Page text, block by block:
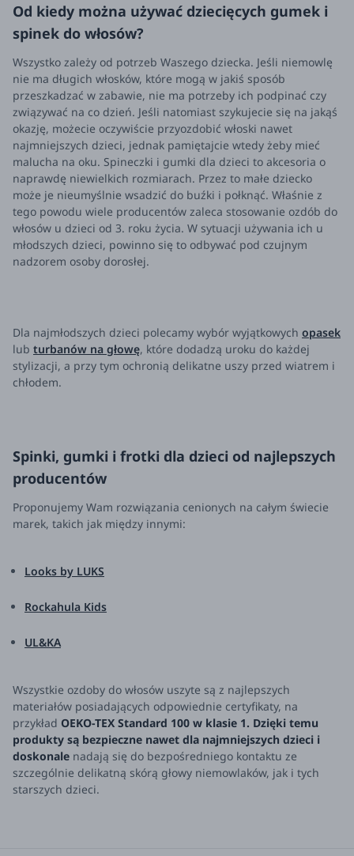
Od kiedy można używać dziecięcych gumek i
spinek do włosów?
Wszystko zależy od potrzeb Waszego dziecka. Jeśli niemowlę
nie ma długich włosków, które mogą w jakiś sposób
przeszkadzać w zabawie, nie ma potrzeby ich podpinać czy
związywać na co dzień. Jeśli natomiast szykujecie się na jakąś
okazję, możecie oczywiście przyozdobić włoski nawet
najmniejszych dzieci, jednak pamiętajcie wtedy żeby mieć
malucha na oku. Spineczki i gumki dla dzieci to akcesoria o
naprawdę niewielkich rozmiarach. Przez to małe dziecko
może je nieumyślnie wsadzić do buźki i połknąć. Właśnie z
tego powodu wiele producentów zaleca stosowanie ozdób do
włosów u dzieci od 3. roku życia. W sytuacji używania ich u
młodszych dzieci, powinno się to odbywać pod czujnym
nadzorem osoby dorosłej.
Dla najmłodszych dzieci polecamy wybór wyjątkowych opasek
lub turbanów na głowę, które dodadzą uroku do każdej
stylizacji, a przy tym ochronią delikatne uszy przed wiatrem i
chłodem.
Spinki, gumki i frotki dla dzieci od najlepszych
producentów
Proponujemy Wam rozwiązania cenionych na całym świecie
marek, takich jak między innymi:
Looks by LUKS
Rockahula Kids
UL&KA
Wszystkie ozdoby do włosów uszyte są z najlepszych
materiałów posiadających odpowiednie certyfikaty, na
przykład OEKO-TEX Standard 100 w klasie 1. Dzięki temu
produkty są bezpieczne nawet dla najmniejszych dzieci i
doskonale nadają się do bezpośredniego kontaktu ze
szczególnie delikatną skórą głowy niemowlaków, jak i tych
starszych dzieci.